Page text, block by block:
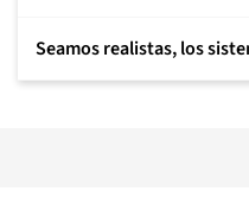
Seamos realistas, los